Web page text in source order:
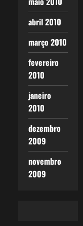
abril 2010
março 2010
fevereiro
2010
janeiro
2010
dezembro
2009
novembro
2009